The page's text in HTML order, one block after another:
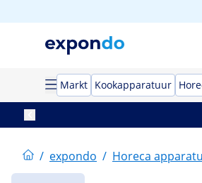
Markt Kookapparatuur
/ expondo / Horeca